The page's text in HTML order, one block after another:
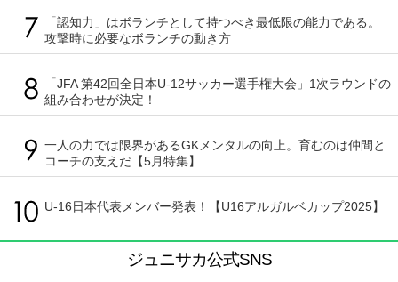
「認知力」はボランチとして持つべき最低限の能力である。
攻撃時に必要なボランチの動き方
「JFA 第42回全日本U-12サッカー選手権大会」1次ラウンドの
組み合わせが決定！
一人の力では限界があるGKメンタルの向上。育むのは仲間と
コーチの支えだ【5月特集】
U-16日本代表メンバー発表！【U16アルガルベカップ2025】
ジュニサカ公式SNS